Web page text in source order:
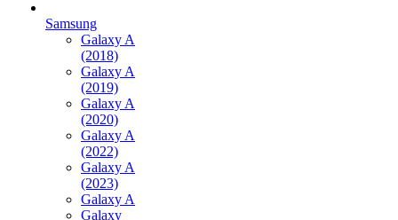
Samsung
Galaxy A
(2018)
Galaxy A
(2019)
Galaxy A
(2020)
Galaxy A
(2022)
Galaxy A
(2023)
Galaxy A
Galaxy